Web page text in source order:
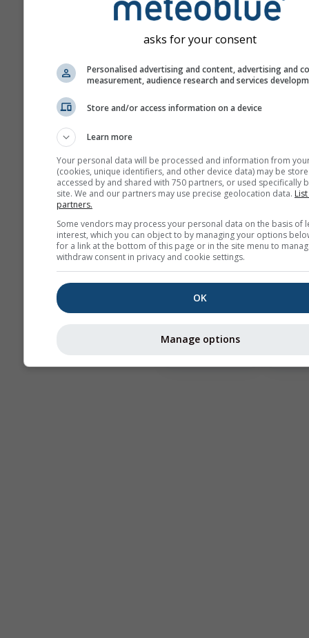
Az előrejelzés
modellekkel készül.
eltérő kezdő
ki, hogy pontosabban
előrejelzés
Évszakos
előrejelzés
Astronomy
asks for your consent
Personalised advertising and content, advertising and
measurement, audience research and services
Store and/or access information on a device
Learn more
Your personal data will be processed and information from
(cookies, unique identifiers, and other device data) may be
accessed by and shared with 750 partners, or used specifically
site. We and our partners may use precise geolocation data.
partners.
Some vendors may process your personal data on the basis of
interest, which you can object to by managing your options
for a link at the bottom of this page or in the site menu to
withdraw consent in privacy and cookie settings.
OK
Manage options